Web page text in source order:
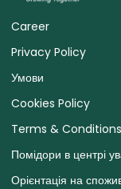
Career
Privacy Policy
Умови
Cookies Policy
Terms & Conditions
Помідори в центрі
Орієнтація на